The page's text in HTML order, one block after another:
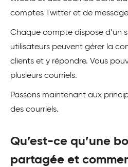
comptes Twitter et de
Chaque compte dispose d’un
utilisateurs peuvent gérer la
clients et y répondre. Vous
plusieurs courriels.
Passons maintenant aux
des courriels.
Qu’est-ce qu’une
partagée et